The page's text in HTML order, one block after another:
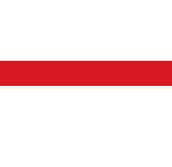
(11) 2108 9200 - Fax